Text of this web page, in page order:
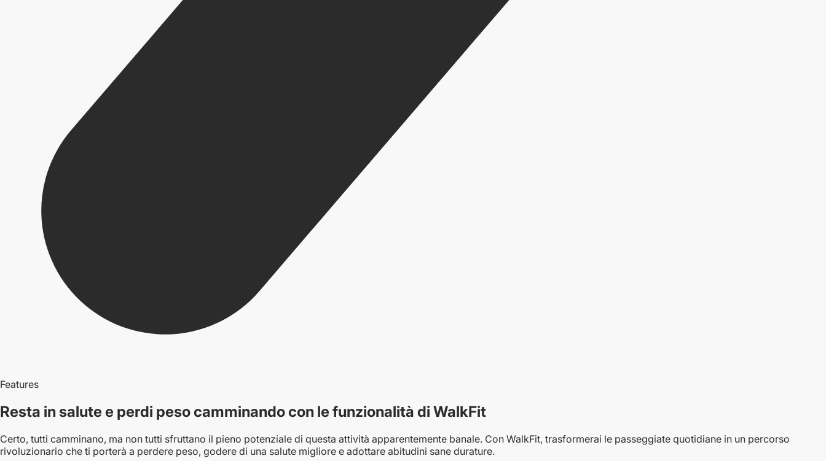
Features
Resta in salute e perdi peso camminando con le funzionalità di WalkFit
Certo, tutti camminano, ma non tutti sfruttano il pieno potenziale di questa attività apparentemente banale. Con WalkFit, trasformerai le passeggiate quotidiane in un percorso
rivoluzionario che ti porterà a perdere peso, godere di una salute migliore e adottare abitudini sane durature.